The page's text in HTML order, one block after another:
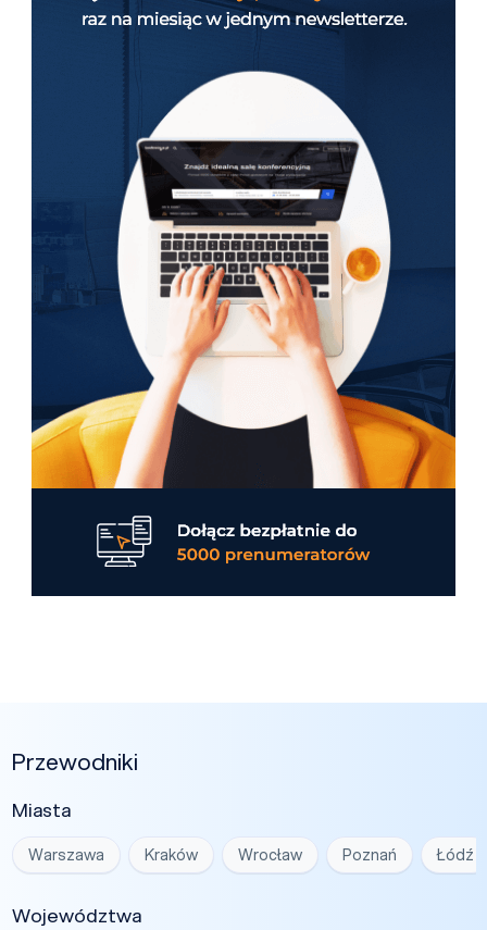
Przewodniki
Miasta
Warszawa Kraków Wrocław Poznań Łódź
Województwa